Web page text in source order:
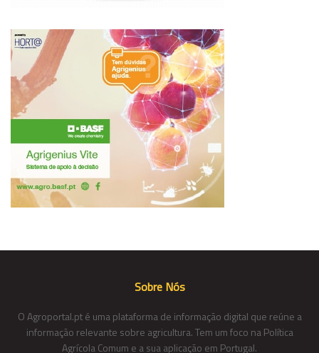
Sobre Nós
O Agroportal.pt é uma plataforma de informação digital que reúne a
informação relevante sobre agricultura. Tem um foco na Política
Agrícola Comum e a sua aplicação em Portugal.